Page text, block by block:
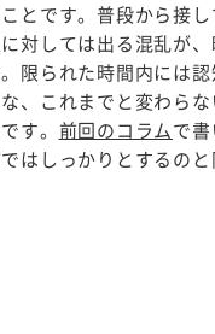
とです。普段から接
対しては出る混乱が
限られた時間内には
、これまでと変わら
す。 前回のコラムで
はしっかりとするのと